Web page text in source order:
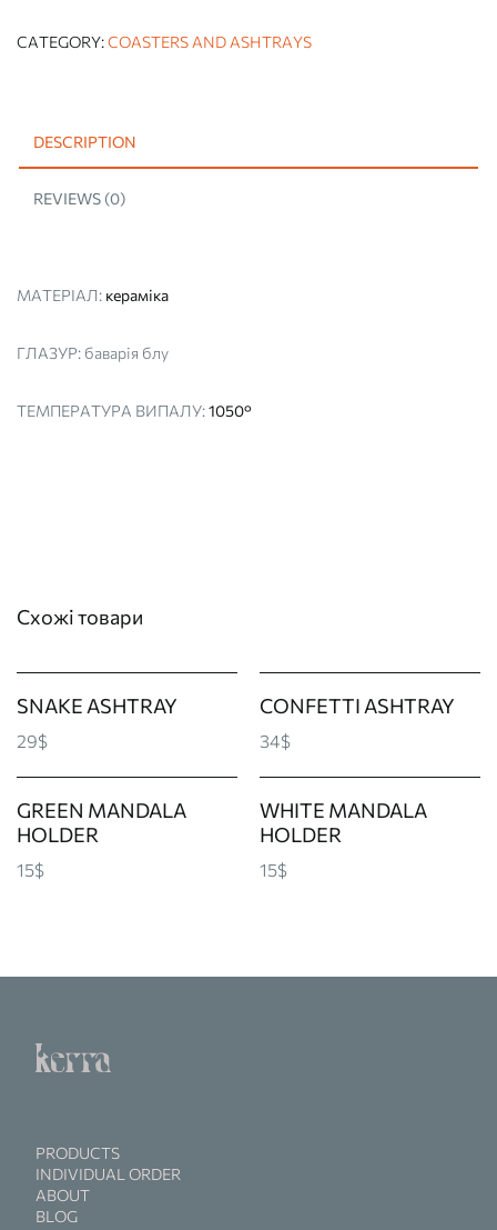
CATEGORY:COASTERS AND ASHTRAYS
DESCRIPTION
REVIEWS (0)
МАТЕРІАЛ: кераміка
ГЛАЗУР: баварія блу
ТЕМПЕРАТУРА ВИПАЛУ:1050°
Схожі товари
SNAKE ASHTRAY
29$
CONFETTI ASHTRAY
34$
GREEN MANDALA
HOLDER
15$
WHITE MANDALA
HOLDER
15$
PRODUCTS
INDIVIDUAL ORDER
ABOUT
BLOG